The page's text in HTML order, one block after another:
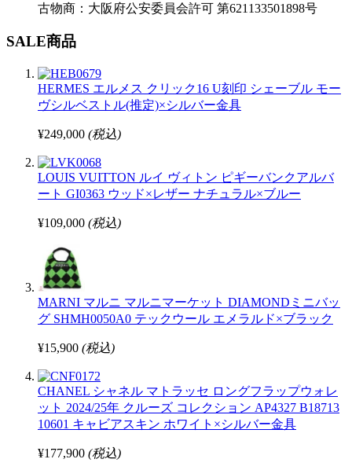
古物商：大阪府公安委員会許可 第621133501898号
SALE商品
HERMES エルメス クリック16 U刻印 シェーブル モー
ヴシルベストル(推定)×シルバー金具
¥249,000 (税込)
LOUIS VUITTON ルイ ヴィトン ピギーバンクアルバ
ート GI0363 ウッド×レザー ナチュラル×ブルー
¥109,000 (税込)
MARNI マルニ マルニマーケット DIAMONDミニバッ
グ SHMH0050A0 テックウール エメラルド×ブラック
¥15,900 (税込)
CHANEL シャネル マトラッセ ロングフラップウォレ
ット 2024/25年 クルーズ コレクション AP4327 B18713
10601 キャビアスキン ホワイト×シルバー金具
¥177,900 (税込)